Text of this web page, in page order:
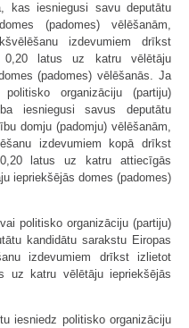
kas iesniegusi savu deputātu
(padomes) vēlēšanām,
izdevumiem drīkst
0,20 latus uz katru vēlētāju
(padomes) vēlēšanās. Ja
organizāciju (partiju)
iesniegusi savus deputātu
domju (padomju) vēlēšanām,
izdevumiem kopā drīkst
latus uz katru attiecīgās
iepriekšējās domes (padomes)
politisko organizāciju (partiju)
kandidātu sarakstu Eiropas
izdevumiem drīkst izlietot
uz katru vēlētāju iepriekšējās
iesniedz politisko organizāciju